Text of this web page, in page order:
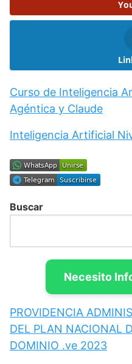
Curso de Inteligencia
Agéntica y Claude
Inteligencia Artificial
Buscar
Necesito
PROVIDENCIA
DEL PLAN NACIONAL
DOMINIO .ve 2023